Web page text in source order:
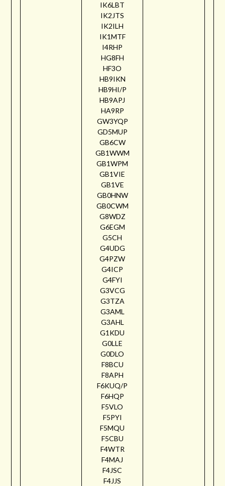
IK6LBT
IK2JTS
IK2ILH
IK1MTF
I4RHP
HG8FH
HF3O
HB9IKN
HB9HI/P
HB9APJ
HA9RP
GW3YQP
GD5MUP
GB6CW
GB1WWM
GB1WPM
GB1VIE
GB1VE
GB0HNW
GB0CWM
G8WDZ
G6EGM
G5CH
G4UDG
G4PZW
G4ICP
G4FYI
G3VCG
G3TZA
G3AML
G3AHL
G1KDU
G0LLE
G0DLO
F8BCU
F8APH
F6KUQ/P
F6HQP
F5VLO
F5PYI
F5MQU
F5CBU
F4WTR
F4MAJ
F4JSC
F4JJS